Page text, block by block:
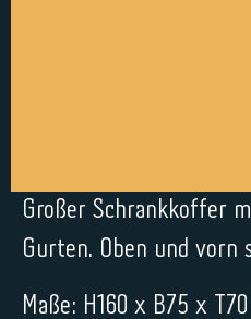
Großer Schrankkoffer
Gurten. Oben und vorn
Maße: H160 x B75 x